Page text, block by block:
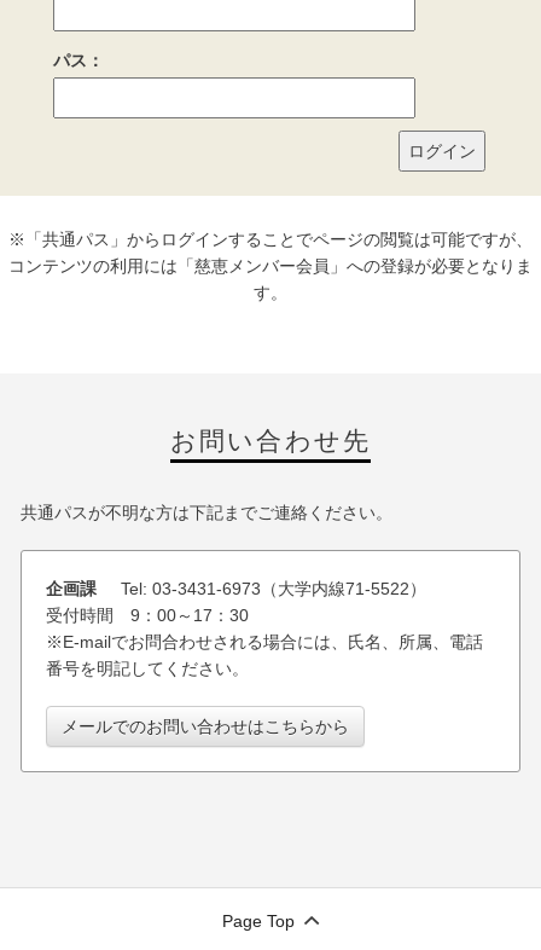
パス：
※「共通パス」からログインすることでページの閲覧は可能ですが、
コンテンツの利用には「慈恵メンバー会員」への登録が必要となりま
す。
お問い合わせ先
共通パスが不明な方は下記までご連絡ください。
企画課
Tel: 03-3431-6973（大学内線71-5522）
受付時間 9：00～17：30
※E-mailでお問合わせされる場合には、氏名、所属、電話
番号を明記してください。
メールでのお問い合わせはこちらから
Page Top